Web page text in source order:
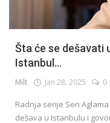
Šta će se dešavati
Istanbul...
Milt Jan 28, 2025 0
Radnja serije Sen
dešava u Istanbulu i